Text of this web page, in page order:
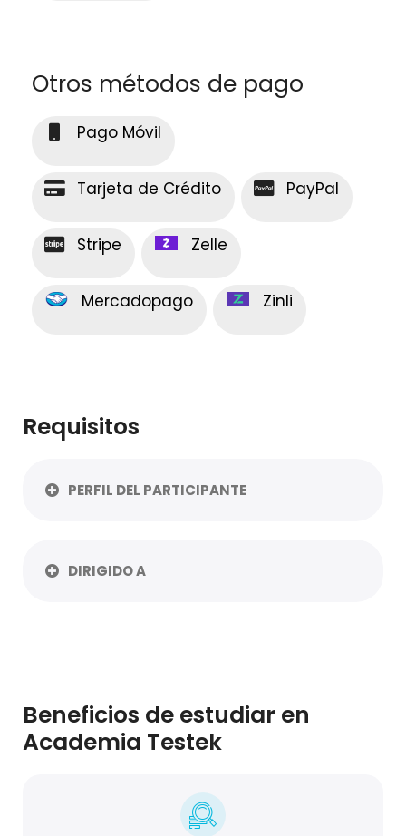
Otros métodos de pago
Pago Móvil
Tarjeta de Crédito PayPal
Stripe Zelle
Mercadopago Zinli
Requisitos
PERFIL DEL PARTICIPANTE
DIRIGIDO A
Beneficios de estudiar en
Academia Testek